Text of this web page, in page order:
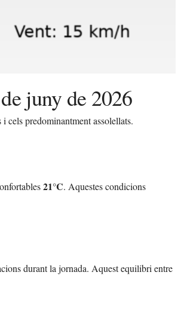
juny de 2026
cels predominantment assolellats.
21°C. Aquestes condicions
durant la jornada. Aquest equilibri entre